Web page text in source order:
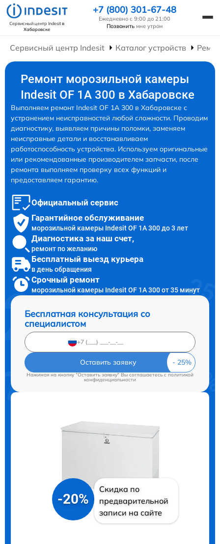
Сервисный центр Indesitв
Хабаровске
+7 (800) 301-67-48
Ежедневно с 9:00 до 21:00
Позвонить мне утром
Сервисный центр Indesit Каталог устройств
Ремонт морозильной камеры
Indesit OF 1A 300 в Хабаровске
Выполняем ремонт Indesit OF 1A 300 в Хабаровске с
устранением неисправностей любой сложности. Проводим
диагностику, выявляем причины поломки, заменяем
неисправные детали и восстанавливаем
работоспособность устройства. Используем оригинальные
или рекомендованные производителем запчасти, после
ремонта выполняем проверку всех функций и
предоставляем гарантию.
Официальный сервис
Гарантийное обслуживание
морозильной камеры Indesit OF 1A 300 до 3 лет
Диагностика за наш счет,
ремонт по желанию
Бесплатный выезд курьера
в день обращения
Срочный ремонт
морозильной камеры Indesit OF 1A 300 от 35 минут
Бесплатная консультация со
специалистом
Оставить заявку
Нажимая на кнопку "Оставить заявку" Вы соглашаетесь cполитикой
конфиденциальности
-20%
Скидка по
предварительной
записи на сайте